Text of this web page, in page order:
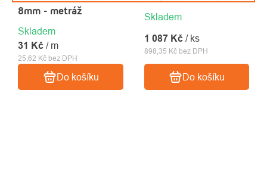
8mm - metráž
Skladem
25,62 Kč bez DPH
31 Kč / m
Do košíku
Skladem
898,35 Kč bez DPH
1 087 Kč / ks
Do košíku